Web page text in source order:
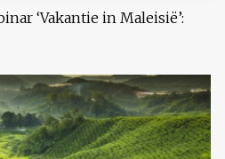
‘Vakantie in Maleisië’: